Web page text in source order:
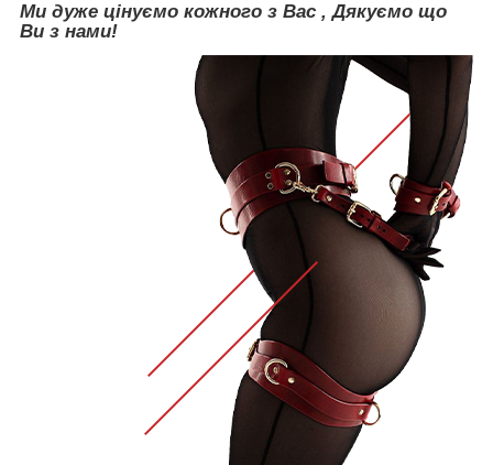
Ми дуже цінуємо кожного з Вас , Дякуємо що
Ви з нами!